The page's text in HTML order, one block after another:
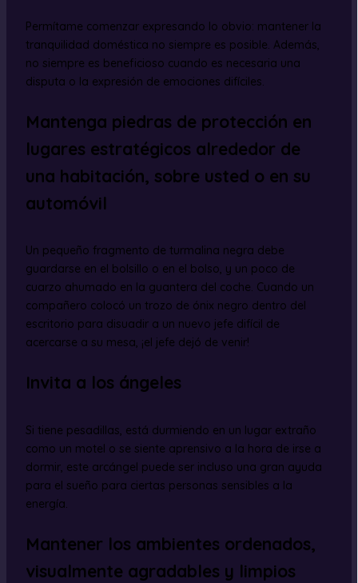
Permítame comenzar expresando lo obvio: mantener la
tranquilidad doméstica no siempre es posible. Además,
no siempre es beneficioso cuando es necesaria una
disputa o la expresión de emociones difíciles.
Mantenga piedras de protección en
lugares estratégicos alrededor de
una habitación, sobre usted o en su
automóvil
Un pequeño fragmento de turmalina negra debe
guardarse en el bolsillo o en el bolso, y un poco de
cuarzo ahumado en la guantera del coche. Cuando un
compañero colocó un trozo de ónix negro dentro del
escritorio para disuadir a un nuevo jefe difícil de
acercarse a su mesa, ¡el jefe dejó de venir!
Invita a los ángeles
Si tiene pesadillas, está durmiendo en un lugar extraño
como un motel o se siente aprensivo a la hora de irse a
dormir, este arcángel puede ser incluso una gran ayuda
para el sueño para ciertas personas sensibles a la
energía.
Mantener los ambientes ordenados,
visualmente agradables y limpios